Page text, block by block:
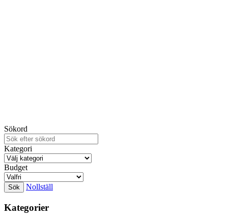
Sökord
Kategori
Budget
Nollställ
Kategorier